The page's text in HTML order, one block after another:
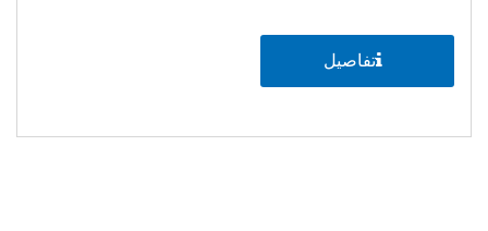
تفاصيل